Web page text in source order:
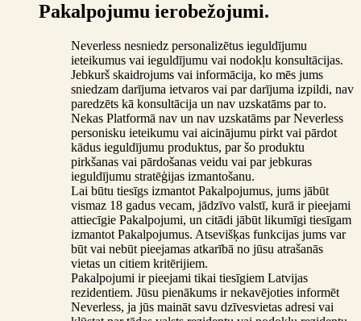
Pakalpojumu ierobežojumi.
Neverless nesniedz personalizētus ieguldījumu
ieteikumus vai ieguldījumu vai nodokļu konsultācijas.
Jebkurš skaidrojums vai informācija, ko mēs jums
sniedzam darījuma ietvaros vai par darījuma izpildi, nav
paredzēts kā konsultācija un nav uzskatāms par to.
Nekas Platformā nav un nav uzskatāms par Neverless
personisku ieteikumu vai aicinājumu pirkt vai pārdot
kādus ieguldījumu produktus, par šo produktu
pirkšanas vai pārdošanas veidu vai par jebkuras
ieguldījumu stratēģijas izmantošanu.
Lai būtu tiesīgs izmantot Pakalpojumus, jums jābūt
vismaz 18 gadus vecam, jādzīvo valstī, kurā ir pieejami
attiecīgie Pakalpojumi, un citādi jābūt likumīgi tiesīgam
izmantot Pakalpojumus. Atsevišķas funkcijas jums var
būt vai nebūt pieejamas atkarībā no jūsu atrašanās
vietas un citiem kritērijiem.
Pakalpojumi ir pieejami tikai tiesīgiem Latvijas
rezidentiem. Jūsu pienākums ir nekavējoties informēt
Neverless, ja jūs maināt savu dzīvesvietas adresi vai